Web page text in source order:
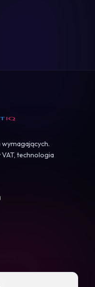
technologia